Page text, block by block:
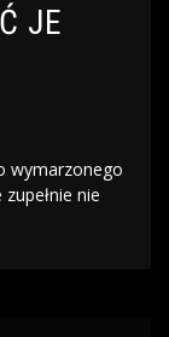
JE
wymarzonego
nie